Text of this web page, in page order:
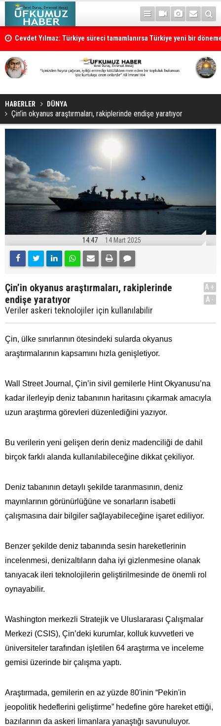
Cevdet Yılmaz: Türkiye süreci tamamlanırsa Türkiye yeni bir
HABERLER DÜNYA
Çin’in okyanus araştırmaları, rakiplerinde endişe yaratıyor
14:47 14 Mart 2025
Çin’in okyanus araştırmaları, rakiplerinde
endişe yaratıyor
Veriler askeri teknolojiler için kullanılabilir
A+
A-
Çin, ülke sınırlarının ötesindeki sularda okyanus
araştırmalarının kapsamını hızla genişletiyor.
Wall Street Journal, Çin’in sivil gemilerle Hint Okyanusu’na
kadar ilerleyip deniz tabanının haritasını çıkarmak amacıyla
uzun araştırma görevleri düzenlediğini yazıyor.
Bu verilerin yeni gelişen derin deniz madenciliği de dahil
birçok farklı alanda kullanılabileceğine dikkat çekiliyor.
Deniz tabanının detaylı şekilde taranmasının, deniz
mayınlarının görünürlüğüne ve sonarların isabetli
çalışmasına dair bilgiler sağlayabileceğine işaret ediliyor.
Benzer şekilde deniz tabanında sesin hareketlerinin
incelenmesi, denizaltıların daha iyi gizlenmesine olanak
tanıyacak ileri teknolojilerin geliştirilmesinde de önemli rol
oynayabilir.
Washington merkezli Stratejik ve Uluslararası Çalışmalar
Merkezi (CSIS), Çin’deki kurumlar, kolluk kuvvetleri ve
üniversiteler tarafından işletilen 64 araştırma ve inceleme
gemisi üzerinde bir çalışma yaptı.
Araştırmada, gemilerin en az yüzde 80'inin “Pekin'in
jeopolitik hedeflerini geliştirme” hedefine göre hareket ettiği,
bazılarının da askeri limanlara yanaştığı savunuluyor.